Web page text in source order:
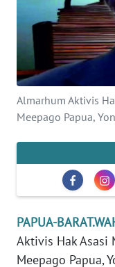
Almarhum Aktivis
Meepago Papua,
PAPUA-
Aktivis Hak Asasi
Meepago Papua,
KONTAK
KAMI
INFO
IKLAN
TENTANG
KAMI
PEDOMAN
REDAKSI